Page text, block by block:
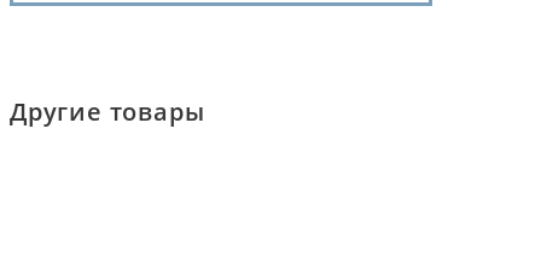
Другие товары